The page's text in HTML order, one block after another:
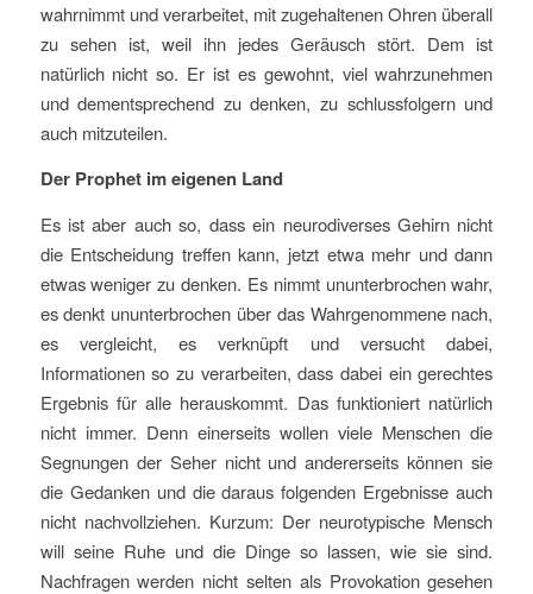
wahrnimmt und verarbeitet, mit zugehaltenen Ohren überall
zu sehen ist, weil ihn jedes Geräusch stört. Dem ist
natürlich nicht so. Er ist es gewohnt, viel wahrzunehmen
und dementsprechend zu denken, zu schlussfolgern und
auch mitzuteilen.
Der Prophet im eigenen Land
Es ist aber auch so, dass ein neurodiverses Gehirn nicht
die Entscheidung treffen kann, jetzt etwa mehr und dann
etwas weniger zu denken. Es nimmt ununterbrochen wahr,
es denkt ununterbrochen über das Wahrgenommene nach,
es vergleicht, es verknüpft und versucht dabei,
Informationen so zu verarbeiten, dass dabei ein gerechtes
Ergebnis für alle herauskommt. Das funktioniert natürlich
nicht immer. Denn einerseits wollen viele Menschen die
Segnungen der Seher nicht und andererseits können sie
die Gedanken und die daraus folgenden Ergebnisse auch
nicht nachvollziehen. Kurzum: Der neurotypische Mensch
will seine Ruhe und die Dinge so lassen, wie sie sind.
Nachfragen werden nicht selten als Provokation gesehen